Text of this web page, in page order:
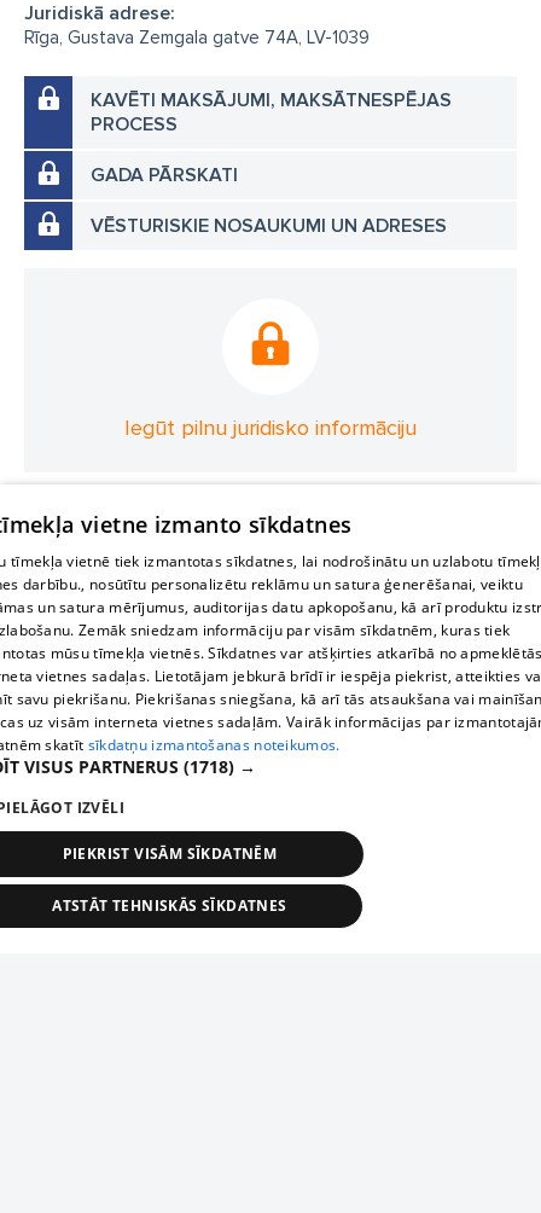
Juridiskā adrese:
Rīga, Gustava Zemgala gatve 74A, LV-1039
KAVĒTI MAKSĀJUMI, MAKSĀTNESPĒJAS
PROCESS
GADA PĀRSKATI
VĒSTURISKIE NOSAUKUMI UN ADRESES
Iegūt pilnu juridisko informāciju
vietne izmanto sīkdatnes
tīmekļa vietnē tiek izmantotas sīkdatnes, lai nodrošinātu un uzlabotu
darbību., nosūtītu personalizētu reklāmu un satura ģenerēšanai, veiktu
un satura mērījumus, auditorijas datu apkopošanu, kā arī produktu
Zemāk sniedzam informāciju par visām sīkdatnēm, kuras tiek
mūsu tīmekļa vietnēs. Sīkdatnes var atšķirties atkarībā no
vietnes sadaļas. Lietotājam jebkurā brīdī ir iespēja piekrist, atteikties
savu piekrišanu. Piekrišanas sniegšana, kā arī tās atsaukšana vai
uz visām interneta vietnes sadaļām. Vairāk informācijas par
skatīt sīkdatņu izmantošanas noteikumos.
VISUS PARTNERUS (1718) →
IZVĒLI
PIEKRIST VISĀM SĪKDATNĒM
ATSTĀT TEHNISKĀS SĪKDATNES